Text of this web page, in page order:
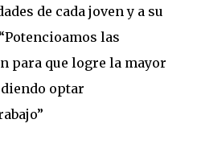
de cada joven y a su
las
para que logre la mayor
optar